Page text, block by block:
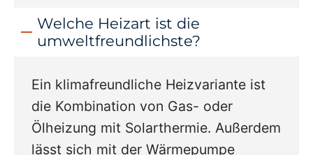
Welche Heizart ist die
umweltfreundlichste?
Ein klimafreundliche Heizvariante ist
die Kombination von Gas- oder
Ölheizung mit Solarthermie. Außerdem
lässt sich mit der Wärmepumpe